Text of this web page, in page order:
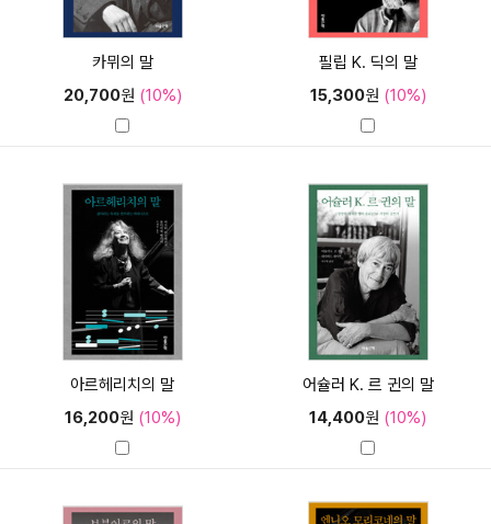
카뮈의 말
20,700원 (10%)
필립 K. 딕의 말
15,300원 (10%)
아르헤리치의 말
16,200원 (10%)
어슐러 K. 르 귄의 말
14,400원 (10%)